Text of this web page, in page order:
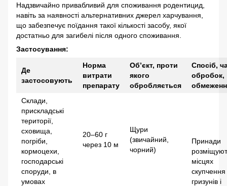
Надзвичайно привабливий для споживання родентицид,
навіть за наявності альтернативних джерел харчування,
що забезпечує поїдання такої кількості засобу, якої
достатньо для загибелі після одного споживання.
Застосування:
Де
застосовують
Норма
витрати
препарату
Об’єкт, проти
якого
обробляється
Спосіб,
обробок,
Склади,
прискладські
території,
сховища,
погріби,
кормоцехи,
господарські
споруди, в
умовах
20–60 г
через 10 м
Щури
(звичайний,
чорний)
Принади
місцях
скупчення
гризунів і